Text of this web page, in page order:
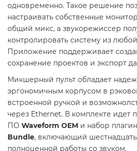
одновременно. Такое решение
настраивать собственные
общий микс, а звукорежиссер
контролировать систему из любой
Приложение поддерживает
сохранение проектов и экспорт
Микшерный пульт обладает
эргономичным корпусом в
встроенной ручкой и
через Ethernet. В комплекте идет
ПО Waveform OEM и набор
Bundle, включающий
полноценной работы со звуком.